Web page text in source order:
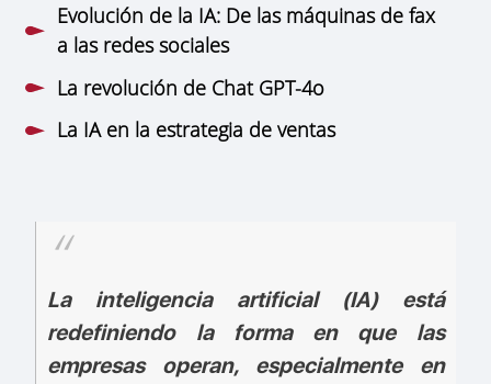
Evolución de la IA: De las máquinas de fax
a las redes sociales
La revolución de Chat GPT-4o
La IA en la estrategia de ventas
La inteligencia artificial (IA) está
redefiniendo la forma en que las
empresas operan, especialmente en